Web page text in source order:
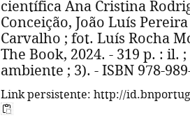
científica Ana Cristina
Conceição, João Luís
Carvalho ; fot. Luís Rocha
The Book, 2024. - 319 p. : il.
ambiente ; 3). - ISBN 978-
Link persistente: http://